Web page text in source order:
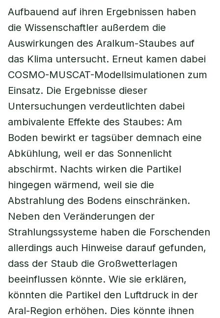
Aufbauend auf ihren Ergebnissen haben
die Wissenschaftler außerdem die
Auswirkungen des Aralkum-Staubes auf
das Klima untersucht. Erneut kamen dabei
COSMO-MUSCAT-Modellsimulationen zum
Einsatz. Die Ergebnisse dieser
Untersuchungen verdeutlichten dabei
ambivalente Effekte des Staubes: Am
Boden bewirkt er tagsüber demnach eine
Abkühlung, weil er das Sonnenlicht
abschirmt. Nachts wirken die Partikel
hingegen wärmend, weil sie die
Abstrahlung des Bodens einschränken.
Neben den Veränderungen der
Strahlungssysteme haben die Forschenden
allerdings auch Hinweise darauf gefunden,
dass der Staub die Großwetterlagen
beeinflussen könnte. Wie sie erklären,
könnten die Partikel den Luftdruck in der
Aral-Region erhöhen. Dies könnte ihnen